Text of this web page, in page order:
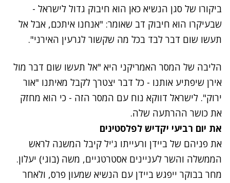
ביקורו של סגן הנשיא כאן הוא חיבוק גדול לישראל -
שבעיקרו הוא חיבוק דב שאומר: "אנחנו איתכם, אבל אל
תעשו שום דבר לבד בכל מה שקשור לגרעין האירני".
הליבה של המסר האמריקני היא "אל תעשו שום דבר מול
אירן שיפתיע אותנו - כל דבר יצטרך לקבל מאיתנו "אור
ירוק". לישראל דווקא נוח עם המסר הזה - כי הוא מחזק
את כושר ההרתעה שלה.
את יום רביעי יקדיש לפלסטינים
את פניהם של ביידן ורעייתו ג'יל קיבל המשנה לראש
הממשלה והשר לעניינים אסטרטגיים, משה (בוגי) יעלון.
מחר בבוקר ייפגש ביידן עם הנשיא שמעון פרס, ולאחר